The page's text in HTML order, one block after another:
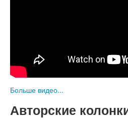
Больше видео...
Авторские